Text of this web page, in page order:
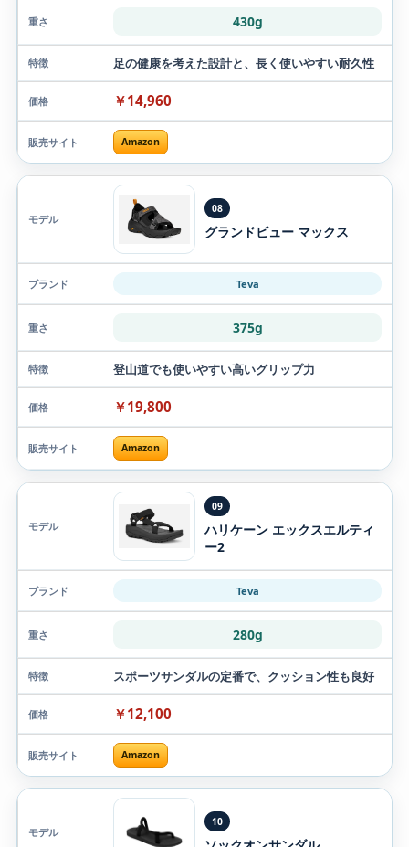
430g
足の健康を考えた設計と、長く使いやすい耐久性
￥14,960
Amazon
08
グランドビュー マックス
Teva
375g
登山道でも使いやすい高いグリップ力
￥19,800
Amazon
09
ハリケーン エックスエルティ
ー2
Teva
280g
スポーツサンダルの定番で、クッション性も良好
￥12,100
Amazon
10